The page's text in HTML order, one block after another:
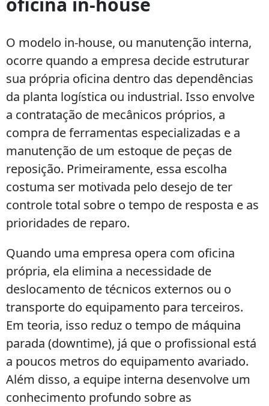
vs.
qual
melhor
modelo?
O modelo in-house, ou manutenção interna,
ocorre quando a empresa decide estruturar
sua própria oficina dentro das dependências
da planta logística ou industrial. Isso envolve
a contratação de mecânicos próprios, a
compra de ferramentas especializadas e a
manutenção de um estoque de peças de
reposição. Primeiramente, essa escolha
costuma ser motivada pelo desejo de ter
controle total sobre o tempo de resposta e as
prioridades de reparo.
Quando uma empresa opera com oficina
própria, ela elimina a necessidade de
deslocamento de técnicos externos ou o
transporte do equipamento para terceiros.
Em teoria, isso reduz o tempo de máquina
parada (downtime), já que o profissional está
a poucos metros do equipamento avariado.
Além disso, a equipe interna desenvolve um
conhecimento profundo sobre as